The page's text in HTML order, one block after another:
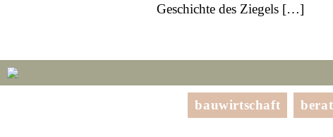
Geschichte des Ziegels […]
bauwirtschaft